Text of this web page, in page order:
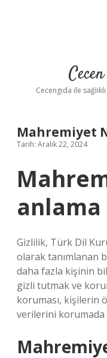
Cecengida ile
Mahremiyet
Tarih: Aralık 22, 2024
Gizlilik, Türk Dil
olarak tanımlanan
daha fazla kişinin
gizli tutmak ve
koruması, kişilerin
verilerini